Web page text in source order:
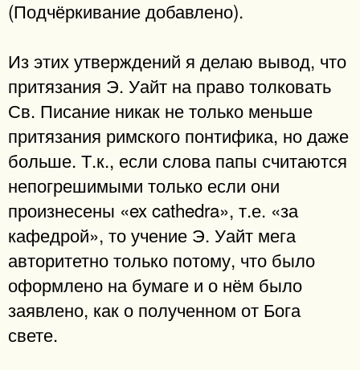
(Подчёркивание добавлено).
Из этих утверждений я делаю вывод, что
притязания Э. Уайт на право толковать
Св. Писание никак не только меньше
притязания римского понтифика, но даже
больше. Т.к., если слова папы считаются
непогрешимыми только если они
произнесены «ex cathedra», т.е. «за
кафедрой», то учение Э. Уайт мега
авторитетно только потому, что было
оформлено на бумаге и о нём было
заявлено, как о полученном от Бога
свете.